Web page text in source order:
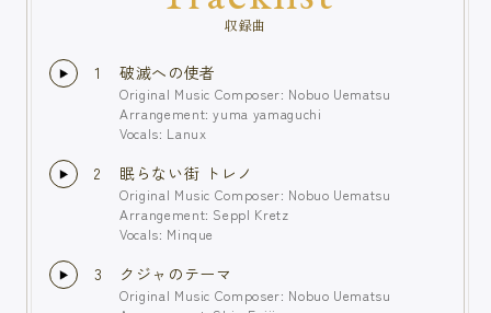
収録曲
1 破滅への使者
Original Music Composer: Nobuo Uematsu
Arrangement: yuma yamaguchi
Vocals: Lanux
2 眠らない街 トレノ
Original Music Composer: Nobuo Uematsu
Arrangement: Seppl Kretz
Vocals: Minque
3 クジャのテーマ
Original Music Composer: Nobuo Uematsu